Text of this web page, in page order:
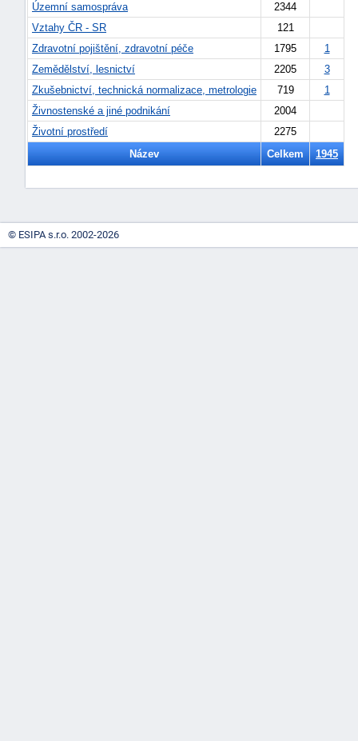
Územní samospráva
2344
Vztahy ČR - SR
121
Zdravotní pojištění, zdravotní péče
1795
1
Zemědělství, lesnictví
2205
3
Zkušebnictví, technická normalizace, metrologie
719
1
Živnostenské a jiné podnikání
2004
Životní prostředí
2275
Název
Celkem 1945
-
náhrady
© ESIPA s.r.o. 2002-2026